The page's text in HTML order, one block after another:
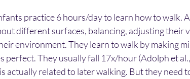
practice 6 hours/day to learn how to walk.
different surfaces, balancing, adjusting their
environment. They learn to walk by making
perfect. They usually fall 17x/hour (Adolph et
actually related to later walking. But they need